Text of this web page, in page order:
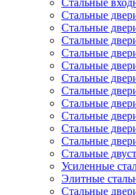
Стальные
Стальные
Стальные
Стальные
Стальные
Стальные
Стальные
Стальные
Стальные
Стальные
Стальные
Стальные
Стальные
Усиленные
Элитные
Стальные